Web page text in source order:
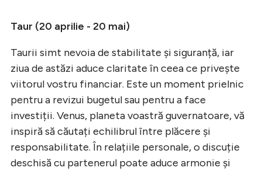
Taur (20 aprilie - 20 mai)
Taurii simt nevoia de stabilitate și siguranță, iar
ziua de astăzi aduce claritate în ceea ce privește
viitorul vostru financiar. Este un moment prielnic
pentru a revizui bugetul sau pentru a face
investiții. Venus, planeta voastră guvernatoare, vă
inspiră să căutați echilibrul între plăcere și
responsabilitate. În relațiile personale, o discuție
deschisă cu partenerul poate aduce armonie și